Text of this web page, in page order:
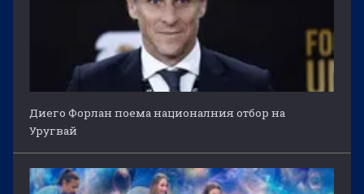
Диего Форлан поема националния отбор на
Уругвай